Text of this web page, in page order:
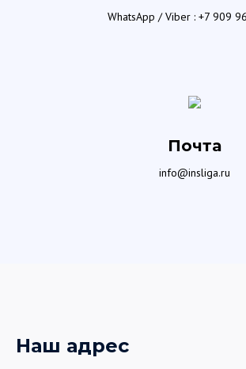
WhatsApp / Viber : +7 909
Почта
info@insliga.ru
Наш адрес